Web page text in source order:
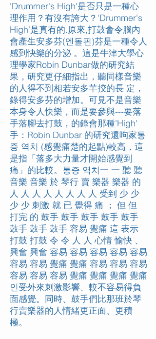
'Drummer's High'是否只是一種心
理作用？有沒有誇大？'Drummer's
High'是真有的.原來,打鼓會令腦內
會產生安多芬(엔돌핀)芬是一種令人
感到快樂的分泌 。這是牛津大學心
理學家Robin Dunbar做的研究結
果，研究更仔細指出，聽同樣音樂
的人得不到相若安多芉挍的長 定，
錄得安多芬的增加。可見不是音樂
本身令人快樂，而是要參與---要落
手落腳去打鼓，的錄會那種'High'
手：Robin Dunbar 的研究還呴家통
증 역치 (感覺痛楚的起點)較高，這
是指「落多大力量才開始感覺到
痛」的比較。통증 역치一 一 聽 聽
音樂 音樂 於 琴行 賣 樂器 樂器 的
人 人 人 人 人 人 人 人 受到 少 少
少 少 刺激 就 已 覺得 痛 ； 但 但
打完 的 鼓手 鼓手 鼓手 鼓手 鼓手
鼓手 鼓手 鼓手 容易 覺痛 這 表示
打鼓 打鼓 令 令 人 人 心情 愉快 、
興奮 興奮 容易 容易 容易 容易 容易
容易 容易 覺痛 覺痛 容易 容易 容易
容易 容易 容易 覺痛 覺痛 覺痛 覺痛
인受外來刺激影響、較不容易得負
面感覺。同時、鼓手們比那班於琴
行賣樂器的人情緒更正面、更積
極。